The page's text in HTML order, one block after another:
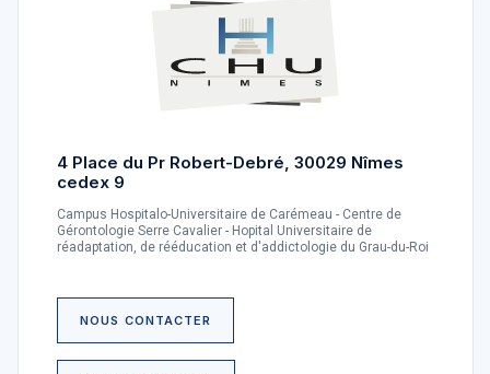
4 Place du Pr Robert-Debré, 30029 Nîmes
cedex 9
Campus Hospitalo-Universitaire de Carémeau - Centre de
Gérontologie Serre Cavalier - Hopital Universitaire de
réadaptation, de rééducation et d'addictologie du Grau-du-Roi
NOUS CONTACTER